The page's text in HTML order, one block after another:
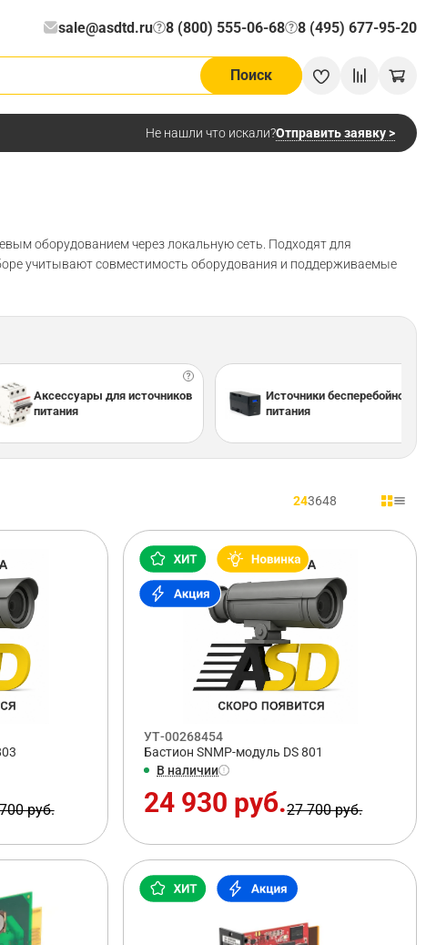
sale@asdtd.ru 8 (800) 555-06-68
? 8 (495) 677-95-20
?
Поиск
Не нашли что искали?Отправить заявку >
оборудованием через локальную сеть. Подходят для
учитывают совместимость оборудования и поддерживаемые
Аксессуары для источников
питания
Источники бесперебойного
питания
243648
руб.
УТ-00268454
Бастион SNMP-модуль DS 801
В наличии
24 930 руб.27 700 руб.